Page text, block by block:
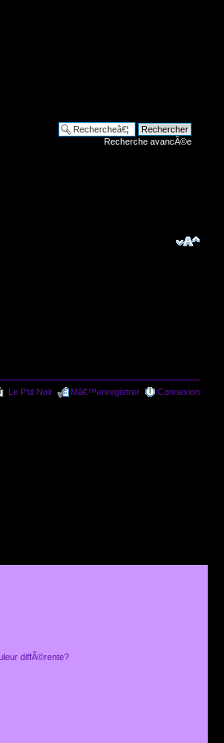
Recherche avancÃ©e
Le P'tit Noir Mâ€™enregistrer Connexion
diffÃ©rente?